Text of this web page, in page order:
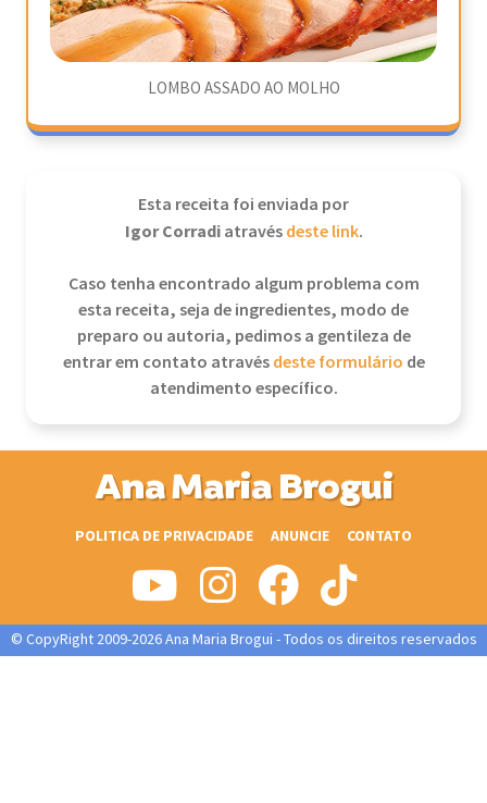
LOMBO ASSADO AO MOLHO
Esta receita foi enviada por
Igor Corradiatravésdeste link.
Caso tenha encontrado algum problema com
esta receita, seja de ingredientes, modo de
preparo ou autoria, pedimos a gentileza de
entrar em contato atravésdeste formulário de
atendimento específico.
Ana Maria Brogui
POLITICA DE PRIVACIDADE ANUNCIE CONTATO
© CopyRight 2009-2026 Ana Maria Brogui - Todos os direitos reservados